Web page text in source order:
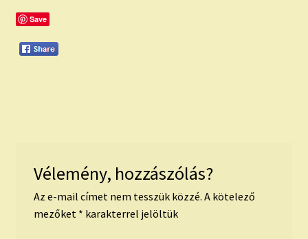
Save
Vélemény, hozzászólás?
Az e-mail címet nem tesszük közzé. A kötelező
mezőket * karakterrel jelöltük